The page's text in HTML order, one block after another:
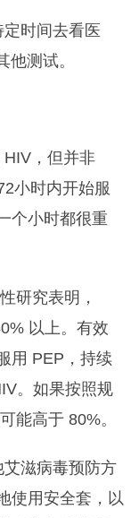
时间去看医
测试。
，但并非
小时内开始服
个小时都很重
研究表明，
以上。有效
用 PEP，持续
。如果按照规
能高于 80%。
滋病毒预防方
使用安全套，以